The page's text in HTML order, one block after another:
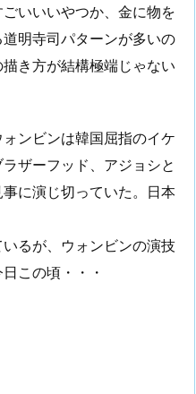
いいいやつか、金に物を
明寺司パターンが多いの
き方が結構極端じゃない
ンビンは韓国屈指のイケ
ザーフッド、アジョシと
に演じ切っていた。日本
るが、ウォンビンの演技
この頃・・・